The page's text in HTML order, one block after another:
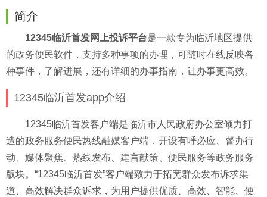
简介
12345临沂首发网上投诉平台是一款专为临沂地区提供
的政务便民软件，支持多种事项的办理，可随时在线反映各
种事件，了解进展，还有详细的办事指南，让办事更高效。
12345临沂首发app介绍
12345临沂首发客户端是临沂市人民政府办公室倾力打
造的政务服务便民热线融媒客户端，开设有呼必应、督办行
动、媒体聚焦、热线发布、建言献策、便民服务等政务服务
版块。“12345临沂首发”客户端致力于拓宽群众发布诉求渠
道、高效解决群众诉求，为用户提供优质、高效、智能、便